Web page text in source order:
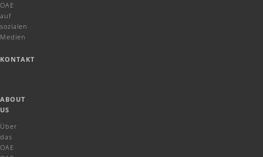
OAE
auf
sozialen
Medien
KONTAKT
ABOUT
US
Über
das
OAE